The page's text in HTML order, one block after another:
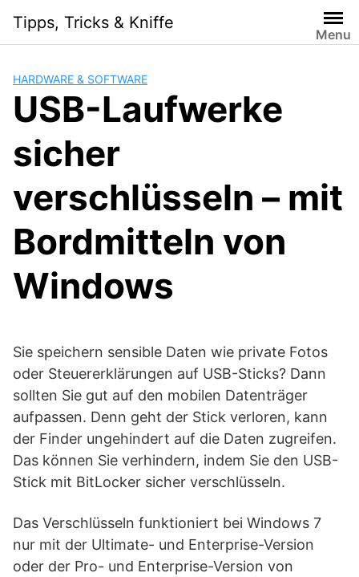
content
Tipps, Tricks & Kniffe
Menu
HARDWARE & SOFTWARE
USB-Laufwerke
sicher
verschlüsseln – mit
Bordmitteln von
Windows
Sie speichern sensible Daten wie private Fotos
oder Steuererklärungen auf USB-Sticks? Dann
sollten Sie gut auf den mobilen Datenträger
aufpassen. Denn geht der Stick verloren, kann
der Finder ungehindert auf die Daten zugreifen.
Das können Sie verhindern, indem Sie den USB-
Stick mit BitLocker sicher verschlüsseln.
Das Verschlüsseln funktioniert bei Windows 7
nur mit der Ultimate- und Enterprise-Version
oder der Pro- und Enterprise-Version von